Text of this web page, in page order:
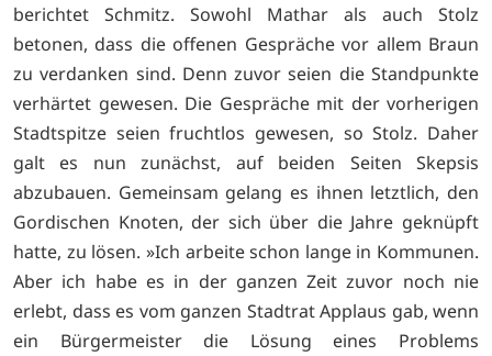
berichtet Schmitz. Sowohl Mathar als auch Stolz
betonen, dass die offenen Gespräche vor allem Braun
zu verdanken sind. Denn zuvor seien die Standpunkte
verhärtet gewesen. Die Gespräche mit der vorherigen
Stadtspitze seien fruchtlos gewesen, so Stolz. Daher
galt es nun zunächst, auf beiden Seiten Skepsis
abzubauen. Gemeinsam gelang es ihnen letztlich, den
Gordischen Knoten, der sich über die Jahre geknüpft
hatte, zu lösen. »Ich arbeite schon lange in Kommunen.
Aber ich habe es in der ganzen Zeit zuvor noch nie
erlebt, dass es vom ganzen Stadtrat Applaus gab, wenn
ein Bürgermeister die Lösung eines Problems